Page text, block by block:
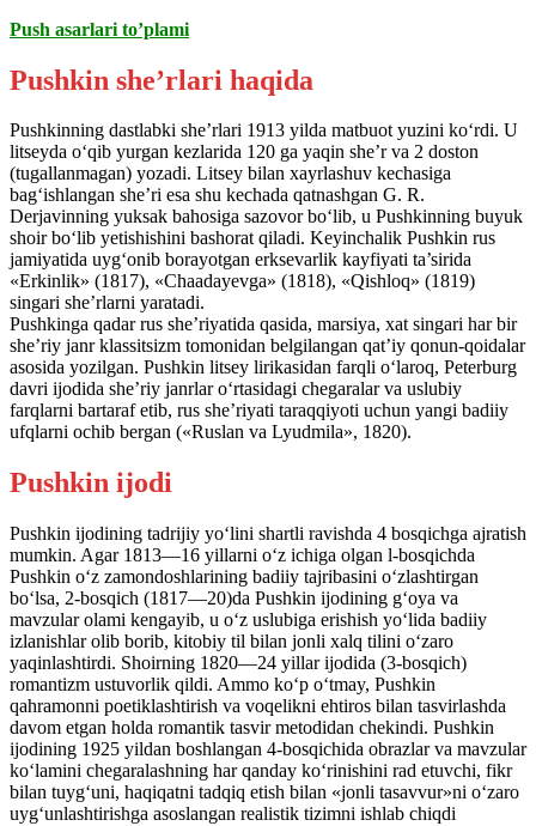
Push asarlari to’plami
Pushkin she’rlari haqida
Pushkinning dastlabki she’rlari 1913 yilda matbuot yuzini ko‘rdi. U
litseyda o‘qib yurgan kezlarida 120 ga yaqin she’r va 2 doston
(tugallanmagan) yozadi. Litsey bilan xayrlashuv kechasiga
bag‘ishlangan she’ri esa shu kechada qatnashgan G. R.
Derjavinning yuksak bahosiga sazovor bo‘lib, u Pushkinning buyuk
shoir bo‘lib yetishishini bashorat qiladi. Keyinchalik Pushkin rus
jamiyatida uyg‘onib borayotgan erksevarlik kayfiyati ta’sirida
«Erkinlik» (1817), «Chaadayevga» (1818), «Qishloq» (1819)
singari she’rlarni yaratadi.
Pushkinga qadar rus she’riyatida qasida, marsiya, xat singari har bir
she’riy janr klassitsizm tomonidan belgilangan qat’iy qonun-qoidalar
asosida yozilgan. Pushkin litsey lirikasidan farqli o‘laroq, Peterburg
davri ijodida she’riy janrlar o‘rtasidagi chegaralar va uslubiy
farqlarni bartaraf etib, rus she’riyati taraqqiyoti uchun yangi badiiy
ufqlarni ochib bergan («Ruslan va Lyudmila», 1820).
Pushkin ijodi
Pushkin ijodining tadrijiy yo‘lini shartli ravishda 4 bosqichga ajratish
mumkin. Agar 1813—16 yillarni o‘z ichiga olgan l-bosqichda
Pushkin o‘z zamondoshlarining badiiy tajribasini o‘zlashtirgan
bo‘lsa, 2-bosqich (1817—20)da Pushkin ijodining g‘oya va
mavzular olami kengayib, u o‘z uslubiga erishish yo‘lida badiiy
izlanishlar olib borib, kitobiy til bilan jonli xalq tilini o‘zaro
yaqinlashtirdi. Shoirning 1820—24 yillar ijodida (3-bosqich)
romantizm ustuvorlik qildi. Ammo ko‘p o‘tmay, Pushkin
qahramonni poetiklashtirish va voqelikni ehtiros bilan tasvirlashda
davom etgan holda romantik tasvir metodidan chekindi. Pushkin
ijodining 1925 yildan boshlangan 4-bosqichida obrazlar va mavzular
ko‘lamini chegaralashning har qanday ko‘rinishini rad etuvchi, fikr
bilan tuyg‘uni, haqiqatni tadqiq etish bilan «jonli tasavvur»ni o‘zaro
uyg‘unlashtirishga asoslangan realistik tizimni ishlab chiqdi